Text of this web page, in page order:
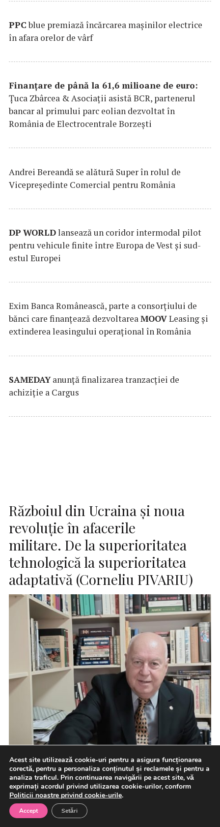
PPCblue premiază încărcarea maşinilor electrice
în afara orelor de vârf
Finanțare de până la 61,6 milioane de euro:
Țuca Zbârcea & Asociații asistă BCR, partenerul
bancar al primului parc eolian dezvoltat în
România de Electrocentrale Borzești
Andrei Bereandă se alătură Super în rolul de
Vicepreședinte Comercial pentru România
DP WORLDlansează un coridor intermodal pilot
pentru vehicule finite între Europa de Vest și sud-
estul Europei
Exim Banca Românească, parte a consorțiului de
bănci care finanțează dezvoltareaMOOVLeasing și
extinderea leasingului operațional în România
SAMEDAYanunță finalizarea tranzacției de
achiziție a Cargus
Războiul din Ucraina și noua
revoluție în afacerile
militare. De la superioritatea
tehnologică la superioritatea
adaptativă (Corneliu PIVARIU)
Acest site utilizează cookie-uri pentru a asigura funcționarea
corectă, pentru a personaliza conținutul și reclamele și pentru a
analiza traficul. Prin continuarea navigării pe acest site, vă
exprimați acordul privind utilizarea cookie-urilor, conform
Politicii noastre privind cookie-urile.
Accept Setări